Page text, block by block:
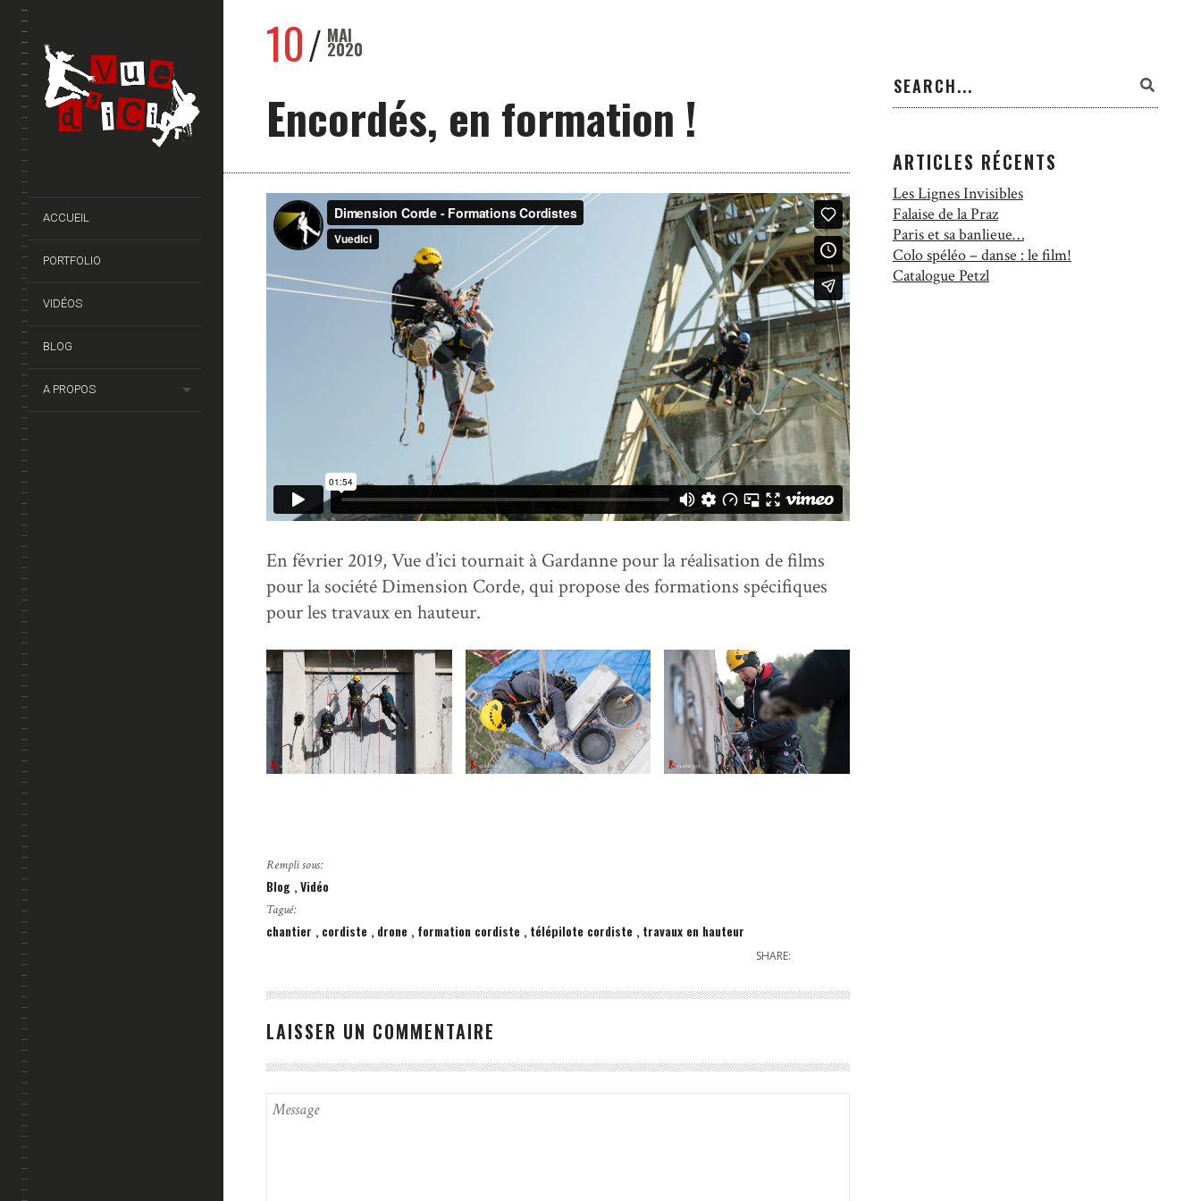
ACCUEIL
PORTFOLIO
VIDÉOS
BLOG
A PROPOS
10 MAI
2020
Encordés, en formation !
En février 2019, Vue d’ici tournait à Gardanne pour la réalisation de films
pour la société Dimension Corde, qui propose des formations spécifiques
pour les travaux en hauteur.
Rempli sous:
Blog Vidéo
Tagué:
chantier cordiste drone formation cordiste télépilote cordiste travaux en hauteur
SHARE:
LAISSER UN COMMENTAIRE
ARTICLES RÉCENTS
Les Lignes Invisibles
Falaise de la Praz
Paris et sa banlieue…
Colo spéléo – danse : le film!
Catalogue Petzl